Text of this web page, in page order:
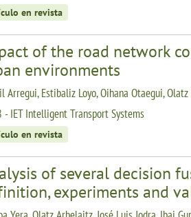
en revista
of the road network
environments
Arregui, Estibaliz Loyo, Oihana Otaegui,
- IET Intelligent Transport Systems
en revista
of several decision
experiments and